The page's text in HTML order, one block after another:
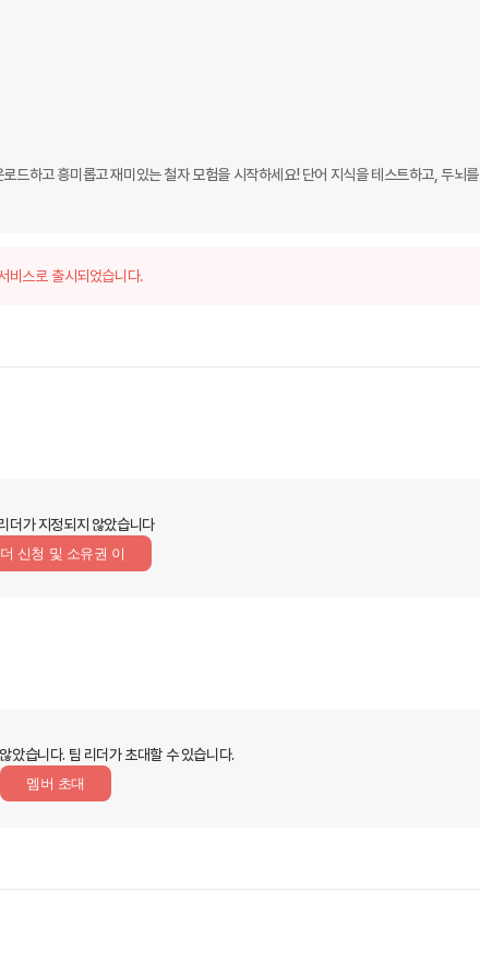
하고 흥미롭고 재미있는 철자 모험을 시작하세요! 단어 지식을 테스트하고, 두뇌
비스로 출시되었습니다.
더가 지정되지 않았습니다
신청 및 소유권 이
았습니다. 팀 리더가 초대할 수 있습니다.
멤버 초대